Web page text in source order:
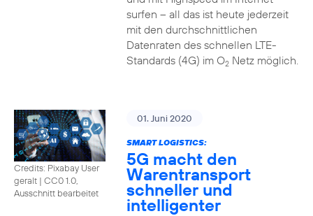
surfen – all das ist heute jederzeit
mit den durchschnittlichen
Datenraten des schnellen LTE-
Standards (4G) im O2Netz möglich.
Credits: Pixabay User
geralt | CC0 1.0,
Ausschnitt bearbeitet
01. Juni 2020
SMART LOGISTICS:
5G macht den
Warentransport
schneller und
intelligenter